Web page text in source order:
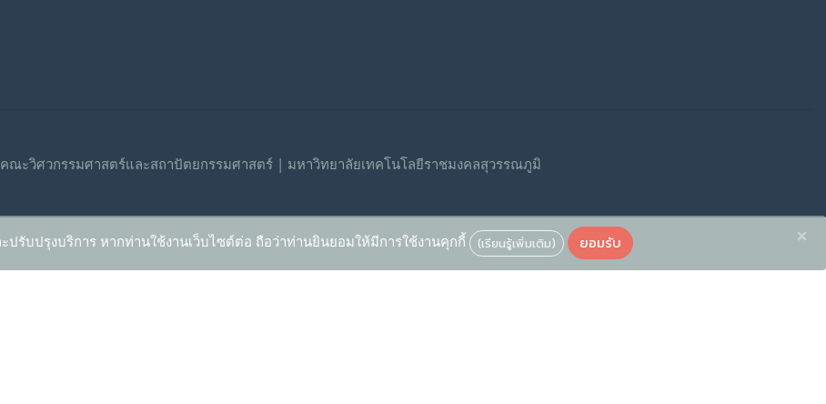
ณะวิศวกรรมศาสตร์และสถาปัตยกรรมศาสตร์ | มหาวิทยาลัยเทคโนโลยีราชมงคลสุวรรณภูมิ
ปรับปรุงบริการ หากท่านใช้งานเว็บไซต์ต่อ ถือว่าท่านยินยอมให้มีการใช้งานคุกกี้ (เรียนรู้เพิ่มเติม) ยอมรับ ×